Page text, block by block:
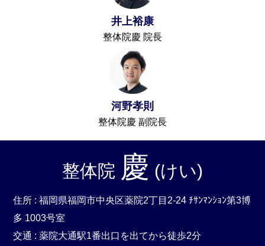
井上裕康
整体院慶 院長
河野孝則
整体院慶 副院長
整体院 慶 (けい)
住所 : 福岡県福岡市中央区薬院2丁目2-24 ﾁｻﾝﾏﾝｼｮﾝ第3博
多 1003号室
交通 : 薬院大通駅1番出口を出てから徒歩2分